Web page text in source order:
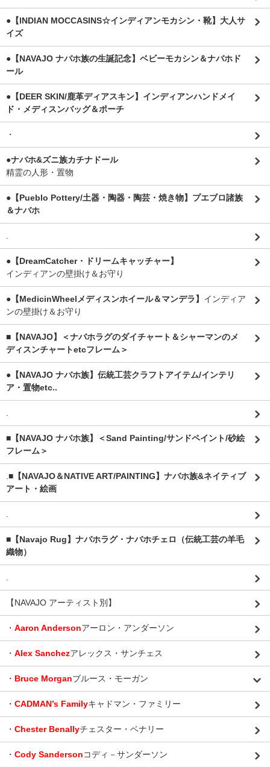
●【INDIAN MOCCASINS☆インディアンモカシン・靴】大人サ
イズ
●【NAVAJO ナバホ族の生誕記念】ベビーモカシン＆ナバホド
ール
●【DEER SKIN/鹿革ディアスキン】インディアンハンドメイ
ド・メディスンバッグ＆ポーチ
・
●ナバホ&ズニ族カチナドール
精霊の人形・置物
●【Pueblo Pottery/土器・陶器・陶芸・焼き物】プエブロ諸族
＆ナバホ
●【DreamCatcher・ドリームキャッチャー】
インディアンの壁掛け＆お守り
●【MedicinWheelメディスンホイール＆マンデラ】 インディア
ンの壁掛け＆お守り
■【NAVAJO】＜ナバホラグのダイチャート＆シャーマンのメ
ディスンチャートetcフレーム＞
●【NAVAJO ナバホ族】伝統工芸クラフトアイテム/インテリ
ア・置物etc..
■【NAVAJO ナバホ族】＜Sand Painting/サンドペイント/砂絵
フレーム＞
■【NAVAJO＆NATIVE ART/PAINTING】ナバホ族&ネイティブ
アート・絵画
■【Navajo Rug】ナバホラグ・ナバホチェロ（伝統工芸の羊毛
織物）
【NAVAJO アーティスト別】
・ Aaron Andersonアーロン・アンダーソン
・ Alex Sanchezアレックス・サンチェス
・ Bruce Morganブルース・モーガン
・ CADMAN’s Familyキャドマン・ファミリー
・ Chester Benallyチェスター・ベナリー
・ Cody Sandersonコディ－サンダーソン